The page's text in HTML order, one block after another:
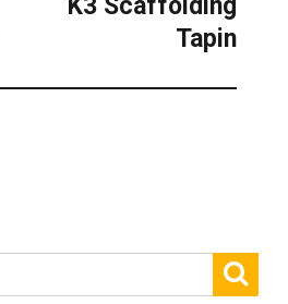
K3 Scaffolding
Tapin